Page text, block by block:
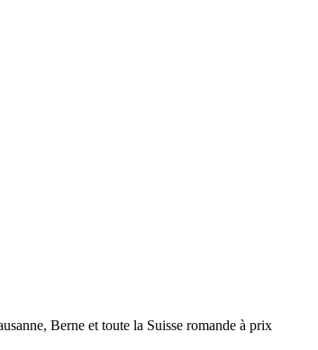
Berne et toute la Suisse romande à prix